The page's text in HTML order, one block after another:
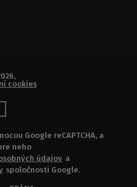
cookies
Google reCAPTCHA, a
neho
údajov a
spoločnosti Google.